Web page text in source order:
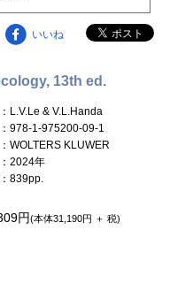
いいね
13th ed.
：L.V.Le & V.L.Handa
：978-1-975200-09-1
：WOLTERS KLUWER
：2024年
：839pp.
円(本体31,190円 ＋ 税)